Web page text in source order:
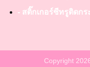
- สติ๊กเกอร์ซีทรูติดก
Copyright